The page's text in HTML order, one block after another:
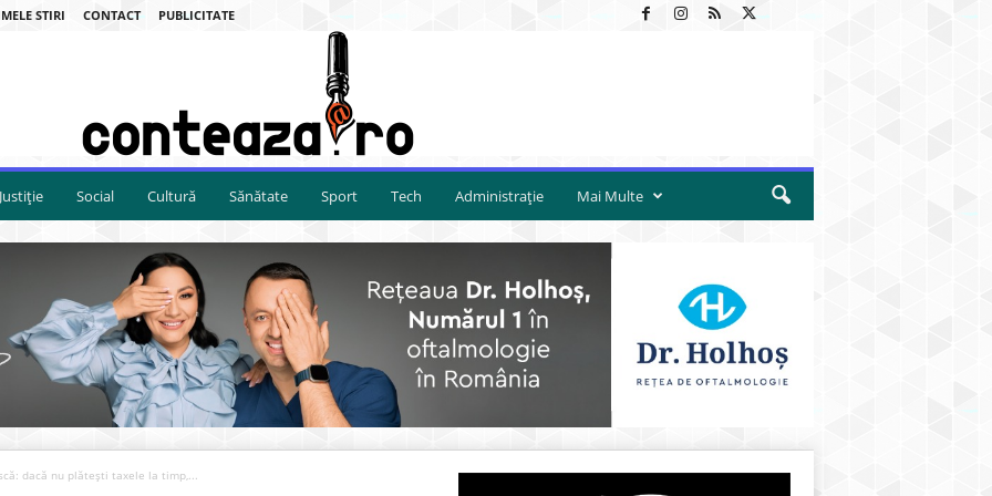
STIRI CONTACT PUBLICITATE
Justiție Social Cultură Sănătate Sport Tech Administrație Mai Multe
dacă nu plătești taxele la timp,...